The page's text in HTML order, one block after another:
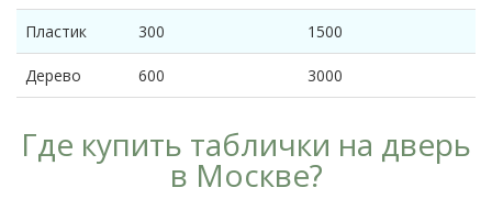
Пластик 300 1500
Дерево 600 3000
Где купить таблички на дверь
в Москве?